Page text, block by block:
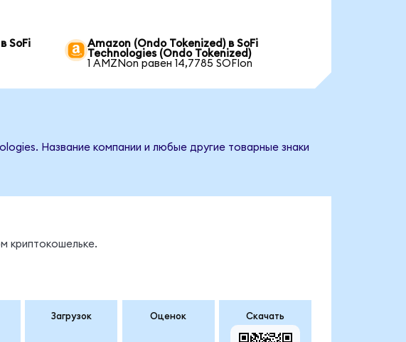
SoFi
Amazon (Ondo Tokenized) в SoFi
Technologies (Ondo Tokenized)
1 AMZNon равен 14,7785 SOFIon
Название компании и любые другие товарные знаки
криптокошельке.
Загрузок Оценок Скачать